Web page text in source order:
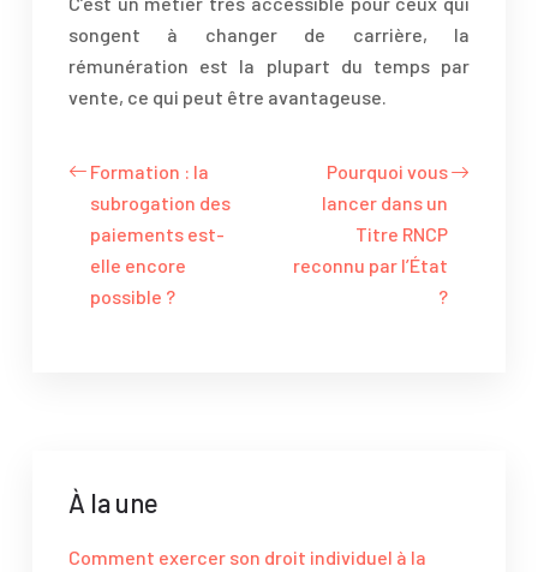
songent à changer de carrière, la
rémunération est la plupart du temps par
vente, ce qui peut être avantageuse.
Formation : la
subrogation des
paiements est-
elle encore
possible ?
Pourquoi vous
lancer dans un
Titre RNCP
reconnu par l’État
?
À la une
Comment exercer son droit individuel à la